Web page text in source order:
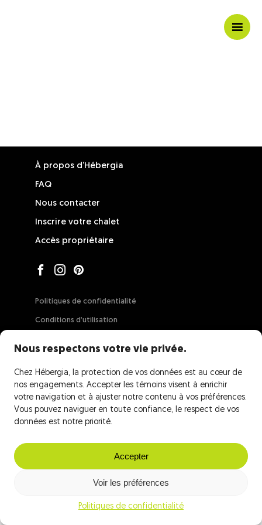
Nous respectons votre vie privée.
Chez Hébergia, la protection de vos données est au cœur de
nos engagements. Accepter les témoins visent à enrichir
votre navigation et à ajuster notre contenu à vos préférences.
Vous pouvez naviguer en toute confiance, le respect de vos
données est notre priorité.
Accepter
Voir les préférences
Politiques de confidentialité
Ouvrir
/
À propos d’Hébergia
FAQ
Nous contacter
Inscrire votre chalet
Accès propriétaire
Politiques de confidentialité
Conditions d’utilisation
Force majeure